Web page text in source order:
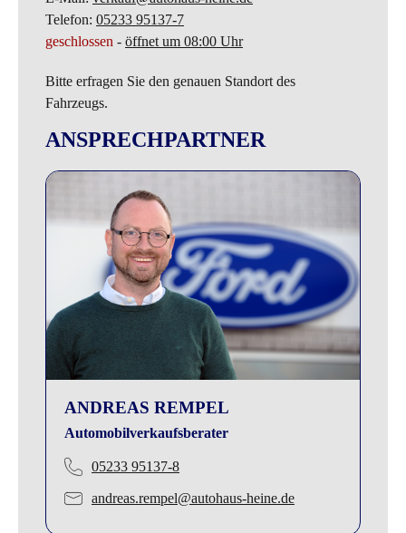
Telefon: 05233 95137-7
geschlossen - öffnet um 08:00 Uhr
Bitte erfragen Sie den genauen Standort des
Fahrzeugs.
ANSPRECHPARTNER
ANDREAS REMPEL
Automobilverkaufsberater
05233 95137-8
andreas.rempel@autohaus-heine.de